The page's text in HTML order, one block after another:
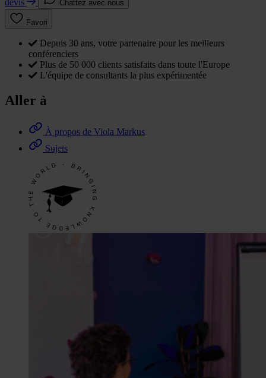
devis
Chattez avec nous
Favori
Depuis 30 ans, votre partenaire pour les meilleurs
conférenciers
Plus de 50 000 clients satisfaits dans toute l'Europe
L'équipe de consultants la plus expérimentée
Aller à
À propos de Viola Markus
Sujets